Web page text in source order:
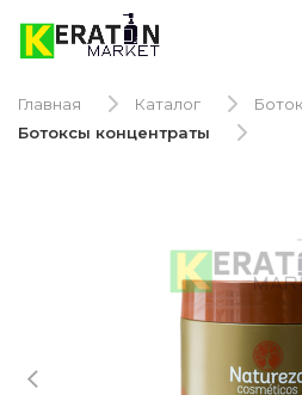
Главная Каталог
Ботоксы концентраты